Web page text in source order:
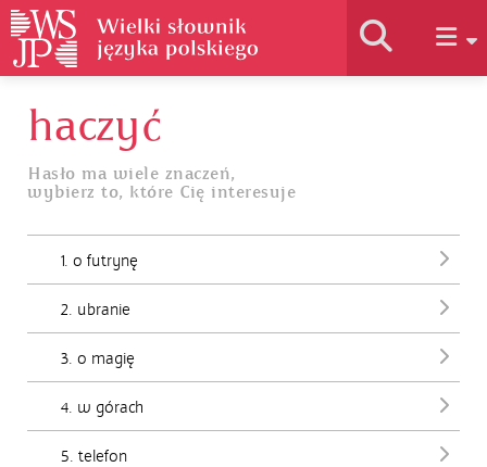
Jak korzystać
haczyć
Hasło ma wiele znaczeń,
wybierz to, które Cię interesuje
1. o futrynę
2. ubranie
3. o magię
4. w górach
5. telefon